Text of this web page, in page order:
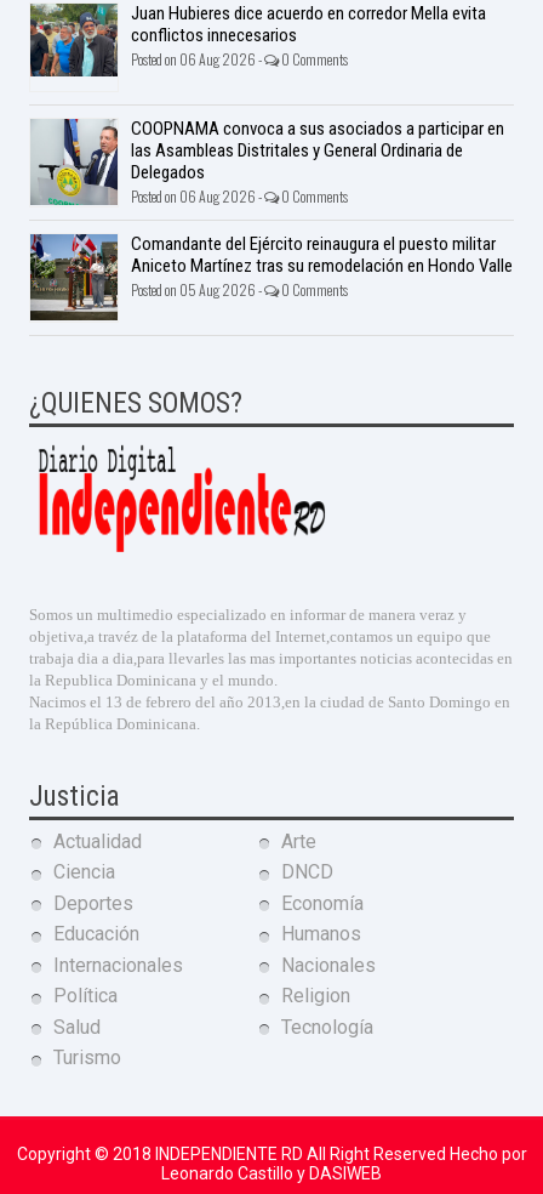
Juan Hubieres dice acuerdo en corredor Mella evita
conflictos innecesarios
Posted on 06 Aug 2026 - 0 Comments
COOPNAMA convoca a sus asociados a participar en
las Asambleas Distritales y General Ordinaria de
Delegados
Posted on 06 Aug 2026 - 0 Comments
Comandante del Ejército reinaugura el puesto militar
Aniceto Martínez tras su remodelación en Hondo Valle
Posted on 05 Aug 2026 - 0 Comments
¿QUIENES SOMOS?
Somos un multimedio especializado en informar de manera veraz y
objetiva,a travéz de la plataforma del Internet,contamos un equipo que
trabaja dia a dia,para llevarles las mas importantes noticias acontecidas en
la Republica Dominicana y el mundo.
Nacimos el 13 de febrero del año 2013,en la ciudad de Santo Domingo en
la República Dominicana.
Justicia
Actualidad
Arte
Ciencia
DNCD
Deportes
Economía
Educación
Humanos
Internacionales
Nacionales
Política
Religion
Salud
Tecnología
Turismo
Copyright © 2018 INDEPENDIENTE RD All Right Reserved Hecho por
Leonardo Castillo y DASIWEB